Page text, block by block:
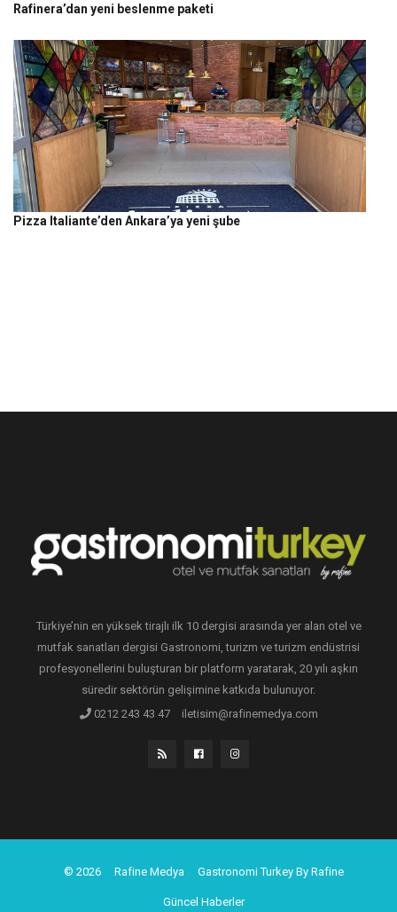
Rafinera’dan yeni beslenme paketi
Pizza Italiante’den Ankara’ya yeni şube
Türkiye’nin en yüksek tirajlı ilk 10 dergisi arasında yer alan otel ve
mutfak sanatları dergisi Gastronomi, turizm ve turizm endüstrisi
profesyonellerini buluşturan bir platform yaratarak, 20 yılı aşkın
süredir sektörün gelişimine katkıda bulunuyor.
0212 243 43 47
iletisim@rafinemedya.com
© 2026 Rafine Medya Gastronomi Turkey By Rafine
Güncel Haberler